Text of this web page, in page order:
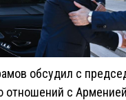
обсудил с
отношений с Арменией